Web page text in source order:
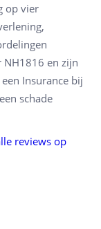
op vier
en zijn
Insurance bij
schade
reviews op